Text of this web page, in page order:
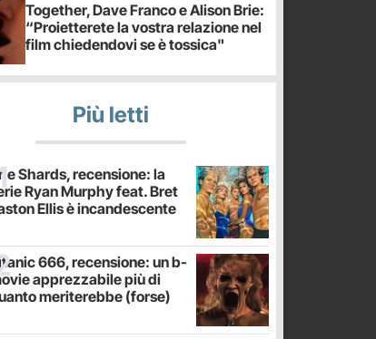
Together, Dave Franco e Alison Brie:
“Proietterete la vostra relazione nel
film chiedendovi se è tossica"
Più letti
Shards, recensione: la
Ryan Murphy feat. Bret
Ellis è incandescente
666, recensione: un b-
apprezzabile più di
meriterebbe (forse)